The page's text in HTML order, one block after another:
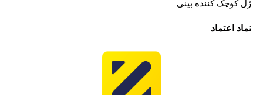
ژل کوچک کننده بینی
نماد اعتماد